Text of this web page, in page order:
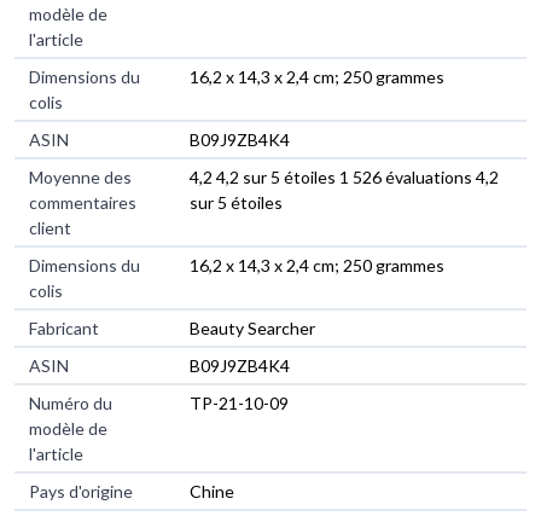
modèle de
l'article
Dimensions du
colis
‎16,2 x 14,3 x 2,4 cm; 250 grammes
ASIN
‎B09J9ZB4K4
Moyenne des
commentaires
client
4,2 4,2 sur 5 étoiles 1 526 évaluations 4,2
sur 5 étoiles
Dimensions du
colis
16,2 x 14,3 x 2,4 cm; 250 grammes
Fabricant
Beauty Searcher
ASIN
B09J9ZB4K4
Numéro du
modèle de
l'article
TP-21-10-09
Pays d'origine
Chine